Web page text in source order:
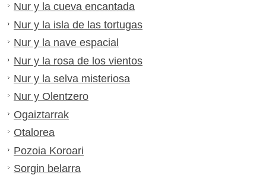
Nur y la cueva encantada
Nur y la isla de las tortugas
Nur y la nave espacial
Nur y la rosa de los vientos
Nur y la selva misteriosa
Nur y Olentzero
Ogaiztarrak
Otalorea
Pozoia Koroari
Sorgin belarra